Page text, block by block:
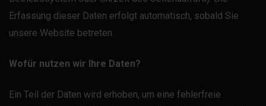
Erfassung dieser Daten erfolgt automatisch, sobald Sie
unsere Website betreten.
Wofür nutzen wir Ihre Daten?
Ein Teil der Daten wird erhoben, um eine fehlerfreie